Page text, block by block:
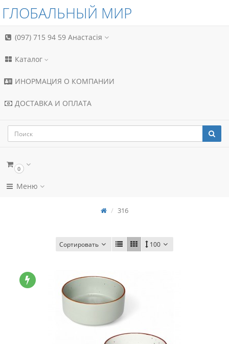
ГЛОБАЛЬНЫЙ МИР
(097) 715 94 59 Анастасія
Каталог
ИНОРМАЦИЯ О КОМПАНИИ
ДОСТАВКА И ОПЛАТА
0
Меню
316
Сортировать 100